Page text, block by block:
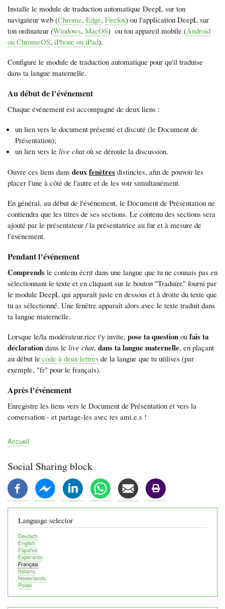
Installe le module de traduction automatique DeepL sur ton
navigateur web (Chrome, Edge, Firefox) ou l'application DeepL sur
ton ordinateur (Windows, MacOS) ou ton appareil mobile (Android
ou ChromeOS, iPhone ou iPad).
Configure le module de traduction automatique pour qu'il traduise
dans ta langue maternelle.
Au début de l'événement
Chaque événement est accompagné de deux liens :
un lien vers le document présenté et discuté (le Document de
Présentation);
un lien vers le live chatoù se déroule la discussion.
Ouvre ces liens dans deuxfenêtres distinctes, afin de pouvoir les
placer l'une à côté de l'autre et de les voir simultanément.
En général, au début de l'événement, le Document de Présentation ne
contiendra que les titres de ses sections. Le contenu des sections sera
ajouté par le présentateur / la présentatrice au fur et à mesure de
l'événement.
Pendant l'événement
Comprends le contenu écrit dans une langue que tu ne connais pas en
sélectionnant le texte et en cliquant sur le bouton "Traduire" fourni par
le module DeepL qui apparaît juste en dessous et à droite du texte que
tu as sélectionné. Une fenêtre apparaît alors avec le texte traduit dans
ta langue maternelle.
Lorsque le/la modérateur.rice t'y invite, pose ta question ou fais ta
déclaration dans le live chat, dans ta langue maternelle, en plaçant
au début le code à deux lettres de la langue que tu utilises (par
exemple, "fr" pour le français).
Après l'événement
Enregistre les liens vers le Document de Présentation et vers la
conversation - et partage-les avec tes ami.e.s !
d'Ariane
Accueil
Social Sharing block
Language selector
Deutsch
English
Español
Esperanto
Français
Italiano
Nederlands
Polski